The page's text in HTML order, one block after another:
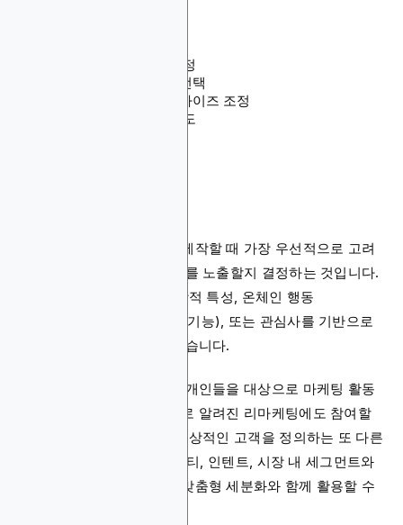
캠페인 목표 및 예산 설정
디스플레이 광고 형식 선택
크리에이티브 제작 및 사이즈 조정
광고 런칭 및 트래픽 유도
디스플레이 광고 캠페인을 제작할 때 가장 우선적으로 고려
해야 할 것은 누구에게 광고를 노출할지 결정하는 것입니다.
지역, 행동 패턴, 인구통계학적 특성, 온체인 행동
(Blockchain-Ads의 독특한 기능), 또는 관심사를 기반으로
타겟 고객을 세분화할 수 있습니다.
또한 과거에 제품을 조회한 개인들을 대상으로 마케팅 활동
을 전개하는 리타겟팅 광고로 알려진 리마케팅에도 참여할
수 있습니다. 유사 고객은 이상적인 고객을 정의하는 또 다른
옵션이며, Google의 어피니티, 인텐트, 시장 내 세그먼트와
기타 플랫폼에서 제공하는 맞춤형 세분화와 함께 활용할 수